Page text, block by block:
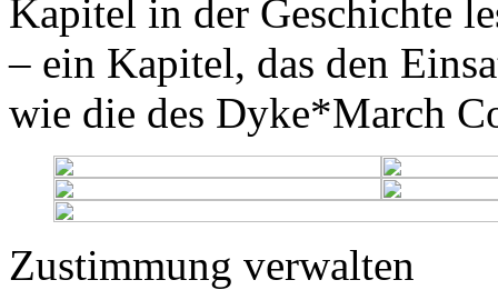
Kapitel in der Geschichte
– ein Kapitel, das den
wie die des Dyke*March
Zustimmung verwalten